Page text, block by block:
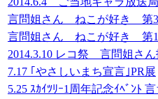
言問姐さん ねこが好き 第
言問姐さん ねこが好き 第
2014.3.10 レコ祭 言問姐さ
7.17 ｢やさしいまち宣言｣PR展
5.25 ｽｶｲﾂﾘｰ1周年記念ｲﾍﾞﾝﾄ